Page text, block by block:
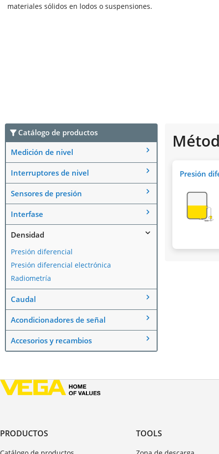
materiales sólidos en lodos o suspensiones.
Catálogo de productos
Medición de nivel
Interruptores de nivel
Sensores de presión
Interfase
Densidad
Presión diferencial
Presión diferencial electrónica
Radiometría
Caudal
Acondicionadores de señal
Accesorios y recambios
Presión
PRODUCTOS TOOLS